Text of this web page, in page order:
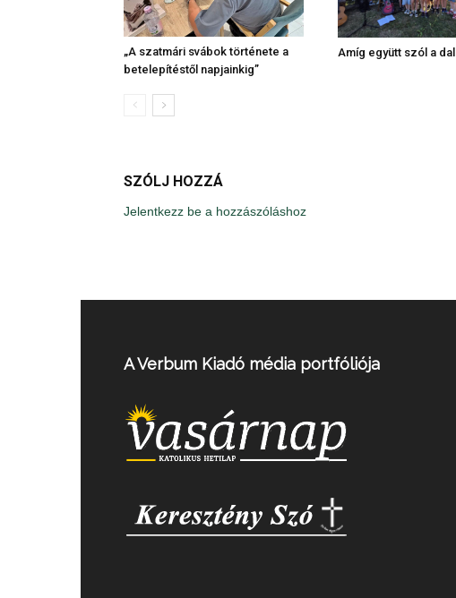
„A szatmári svábok története a
betelepítéstől napjainkig”
Amíg együtt szól a dal
SZÓLJ HOZZÁ
Jelentkezz be a hozzászóláshoz
A Verbum Kiadó média portfóliója